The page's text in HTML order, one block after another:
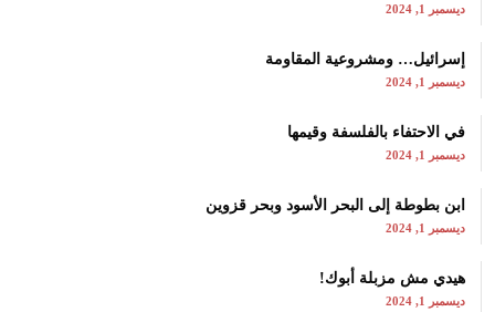
ديسمبر 1, 2024
إسرائيل… ومشروعية المقاومة
ديسمبر 1, 2024
في الاحتفاء بالفلسفة وقيمها
ديسمبر 1, 2024
ابن بطوطة إلى البحر الأسود وبحر قزوين
ديسمبر 1, 2024
هيدي مش مزبلة أبوك!
ديسمبر 1, 2024